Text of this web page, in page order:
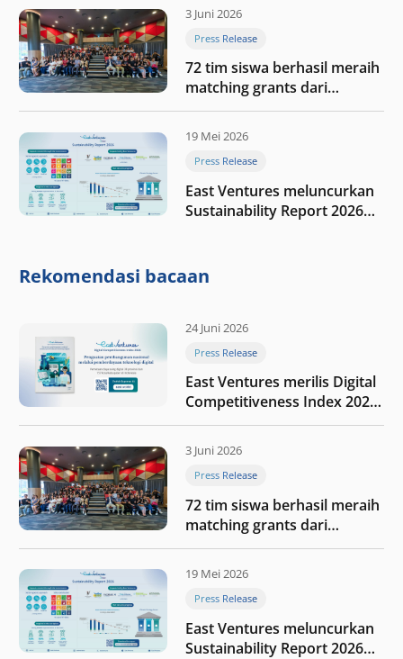
digital Indonesia selanjutnya
3 Juni 2026
Press Release
72 tim siswa berhasil meraih
matching grants dari
program My First $1000
19 Mei 2026
Press Release
East Ventures meluncurkan
Sustainability Report 2026
nilai melalui kedisiplinan”
Rekomendasi bacaan
24 Juni 2026
Press Release
East Ventures merilis Digital
Competitiveness Index 2026,
menyoroti fase transformasi
digital Indonesia selanjutnya
3 Juni 2026
Press Release
72 tim siswa berhasil meraih
matching grants dari
program My First $1000
19 Mei 2026
Press Release
East Ventures meluncurkan
Sustainability Report 2026